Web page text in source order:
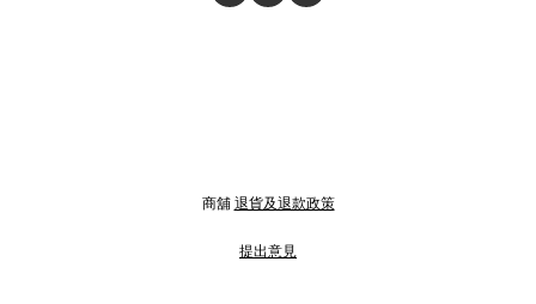
商舖 退貨及退款政策
提出意見